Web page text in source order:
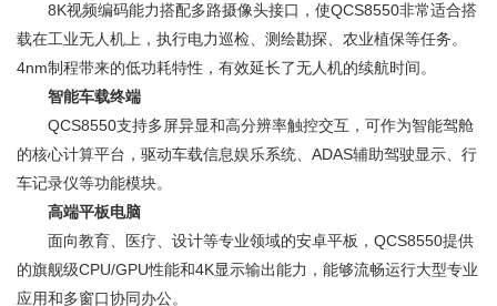
8K视频编码能力搭配多路摄像头接口，使QCS8550非常适合搭
载在工业无人机上，执行电力巡检、测绘勘探、农业植保等任务。
4nm制程带来的低功耗特性，有效延长了无人机的续航时间。
智能车载终端
QCS8550支持多屏异显和高分辨率触控交互，可作为智能驾舱
的核心计算平台，驱动车载信息娱乐系统、ADAS辅助驾驶显示、行
车记录仪等功能模块。
高端平板电脑
面向教育、医疗、设计等专业领域的安卓平板，QCS8550提供
的旗舰级CPU/GPU性能和4K显示输出能力，能够流畅运行大型专业
应用和多窗口协同办公。